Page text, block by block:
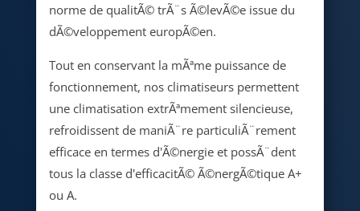
norme de qualitÃ© trÃ¨s Ã©levÃ©e issue du
dÃ©veloppement europÃ©en.
Tout en conservant la mÃªme puissance de
fonctionnement, nos climatiseurs permettent
une climatisation extrÃªmement silencieuse,
refroidissent de maniÃ¨re particuliÃ¨rement
efficace en termes d'Ã©nergie et possÃ¨dent
tous la classe d'efficacitÃ© Ã©nergÃ©tique A+
ou A.